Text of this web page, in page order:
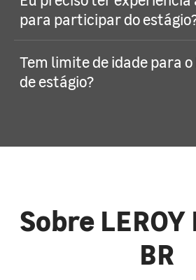
para participar do
Tem limite de idade para
de estágio?
Sobre
BR